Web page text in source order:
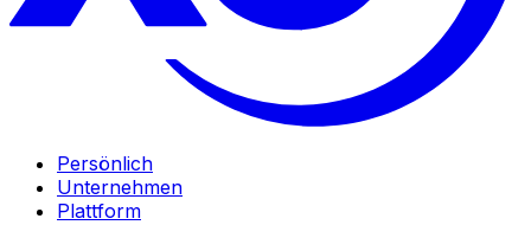
Persönlich
Unternehmen
Plattform